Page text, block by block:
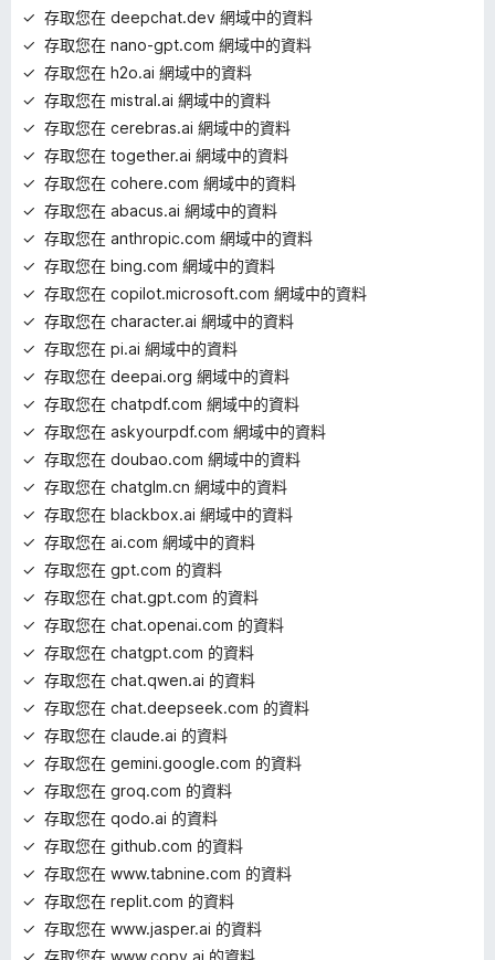
存取您在 deepchat.dev 網域中的資料
存取您在 nano-gpt.com 網域中的資料
存取您在 h2o.ai 網域中的資料
存取您在 mistral.ai 網域中的資料
存取您在 cerebras.ai 網域中的資料
存取您在 together.ai 網域中的資料
存取您在 cohere.com 網域中的資料
存取您在 abacus.ai 網域中的資料
存取您在 anthropic.com 網域中的資料
存取您在 bing.com 網域中的資料
存取您在 copilot.microsoft.com 網域中的資料
存取您在 character.ai 網域中的資料
存取您在 pi.ai 網域中的資料
存取您在 deepai.org 網域中的資料
存取您在 chatpdf.com 網域中的資料
存取您在 askyourpdf.com 網域中的資料
存取您在 doubao.com 網域中的資料
存取您在 chatglm.cn 網域中的資料
存取您在 blackbox.ai 網域中的資料
存取您在 ai.com 網域中的資料
存取您在 gpt.com 的資料
存取您在 chat.gpt.com 的資料
存取您在 chat.openai.com 的資料
存取您在 chatgpt.com 的資料
存取您在 chat.qwen.ai 的資料
存取您在 chat.deepseek.com 的資料
存取您在 claude.ai 的資料
存取您在 gemini.google.com 的資料
存取您在 groq.com 的資料
存取您在 qodo.ai 的資料
存取您在 github.com 的資料
存取您在 www.tabnine.com 的資料
存取您在 replit.com 的資料
存取您在 www.jasper.ai 的資料
存取您在 www.copy.ai 的資料